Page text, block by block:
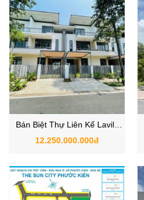
Bán Biệt Thự Liên Kế Lavila
Kiến Á Nhà Bè
12.250.000.000đ